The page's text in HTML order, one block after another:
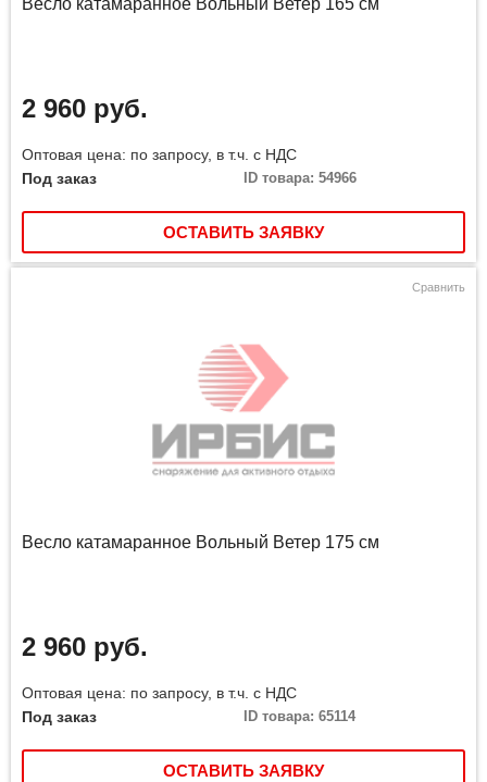
Весло катамаранное Вольный Ветер 165 см
2 960 руб.
Оптовая цена: по запросу, в т.ч. с НДС
Под заказ
ID товара: 54966
ОСТАВИТЬ ЗАЯВКУ
Сравнить
Весло катамаранное Вольный Ветер 175 см
2 960 руб.
Оптовая цена: по запросу, в т.ч. с НДС
Под заказ
ID товара: 65114
ОСТАВИТЬ ЗАЯВКУ